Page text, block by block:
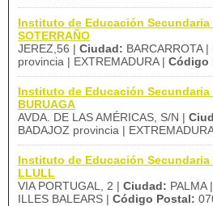
Instituto de Educación Secundaria
SOTERRAÑO
JEREZ,56 | Ciudad: BARCARROTA |
provincia | EXTREMADURA | Código
Instituto de Educación Secundaria
BURUAGA
AVDA. DE LAS AMÉRICAS, S/N |
BADAJOZ provincia |
Instituto de Educación Secundaria
LLULL
VIA PORTUGAL, 2 | Ciudad: PALMA |
ILLES BALEARS | Código Postal: